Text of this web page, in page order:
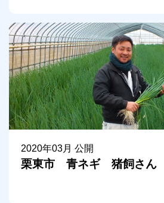
2020年03月 公開
栗東市 青ネギ 猪飼さん